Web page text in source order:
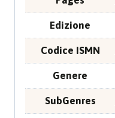
Edizione
Codice ISMN
Genere
SubGenres